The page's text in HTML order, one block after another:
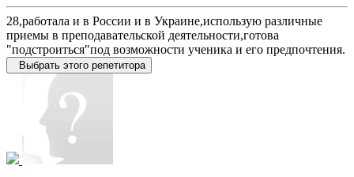
28,работала и в России и в Украине,использую различные
приемы в преподавательской деятельности,готова
"подстроиться"под возможности ученика и его предпочтения.
Выбрать этого репетитора